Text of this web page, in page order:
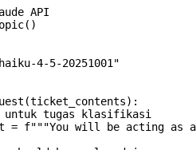
API
4-5-20251001"
(ticket_contents):
tugas klasifikasi
= f"""You will be acting as